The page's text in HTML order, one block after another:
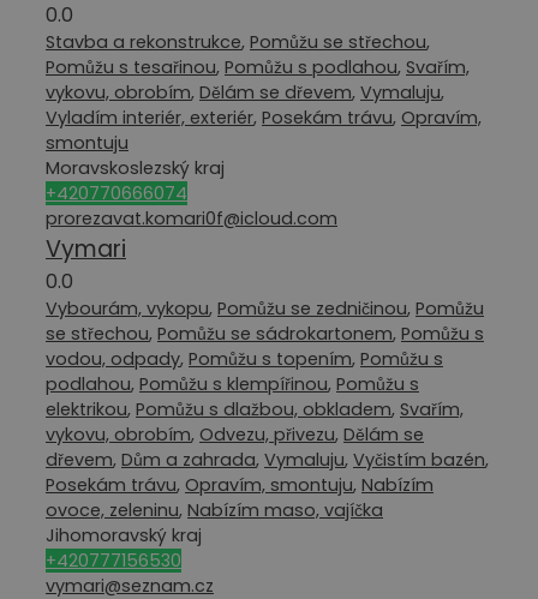
0.0
Stavba a rekonstrukce, Pomůžu se střechou,
Pomůžu s tesařinou, Pomůžu s podlahou, Svařím,
vykovu, obrobím, Dělám se dřevem, Vymaluju,
Vyladím interiér, exteriér, Posekám trávu, Opravím,
smontuju
Moravskoslezský kraj
+420770666074
prorezavat.komari0f@icloud.com
Vymari
0.0
Vybourám, vykopu, Pomůžu se zedničinou, Pomůžu
se střechou, Pomůžu se sádrokartonem, Pomůžu s
vodou, odpady, Pomůžu s topením, Pomůžu s
podlahou, Pomůžu s klempířinou, Pomůžu s
elektrikou, Pomůžu s dlažbou, obkladem, Svařím,
vykovu, obrobím, Odvezu, přivezu, Dělám se
dřevem, Dům a zahrada, Vymaluju, Vyčistím bazén,
Posekám trávu, Opravím, smontuju, Nabízím
ovoce, zeleninu, Nabízím maso, vajíčka
Jihomoravský kraj
+420777156530
vymari@seznam.cz